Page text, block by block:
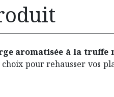
aromatisée à la truffe
pour rehausser vos